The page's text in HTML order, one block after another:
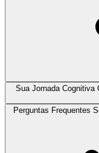
Sua Jornada Cognitiva
Perguntas Frequentes